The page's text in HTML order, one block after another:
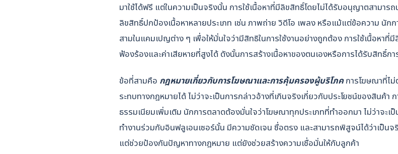
มาใช้ได้ฟรี แต่ในความเป็นจริงนั้น การใช้เนื้อหาที่มีลิขสิทธิ์โดยไม่ได้รับอนุญาตสามา
ลิขสิทธิ์ปกป้องเนื้อหาหลายประเภท เช่น ภาพถ่าย วิดีโอ เพลง หรือแม้แต่ข้อความ นัก
สามในแคมเปญต่าง ๆ เพื่อให้มั่นใจว่ามีสิทธิในการใช้งานอย่างถูกต้อง การใช้เนื้อหา
ฟ้องร้องและค่าเสียหายที่สูงได้ ดังนั้นการสร้างเนื้อหาของตนเองหรือการได้รับสิทธิ์
ข้อที่สามคือ กฎหมายเกี่ยวกับการโฆษณาและการคุ้มครองผู้บริโภคการโฆษณาที่ไม่
ระทบทางกฎหมายได้ ไม่ว่าจะเป็นการกล่าวอ้างที่เกินจริงเกี่ยวกับประโยชน์ของสินค้
ธรรมเนียมเพิ่มเติม นักการตลาดต้องมั่นใจว่าโฆษณาทุกประเภทที่ทำออกมา ไม่ว่าจะเ
ทำงานร่วมกับอินฟลูเอนเซอร์นั้น มีความชัดเจน ซื่อตรง และสามารถพิสูจน์ได้ว่าเป็น
แต่ช่วยป้องกันปัญหาทางกฎหมาย แต่ยังช่วยสร้างความเชื่อมั่นให้กับลูกค้า